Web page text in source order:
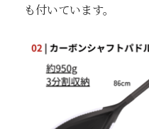
も付いています。